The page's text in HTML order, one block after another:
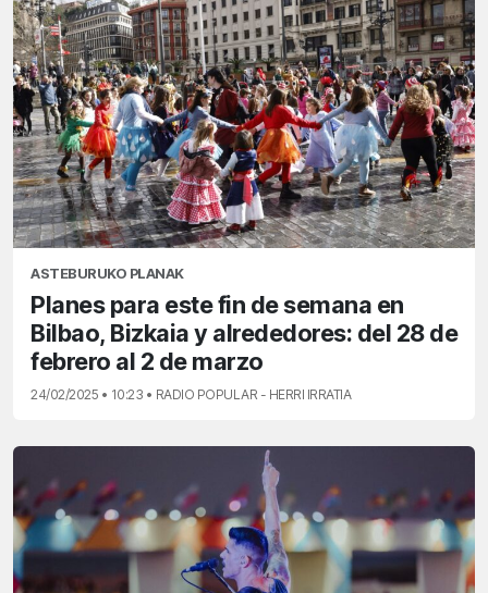
ASTEBURUKO PLANAK
Planes para este fin de semana en
Bilbao, Bizkaia y alrededores: del 28 de
febrero al 2 de marzo
24/02/2025 • 10:23 • RADIO POPULAR - HERRI IRRATIA